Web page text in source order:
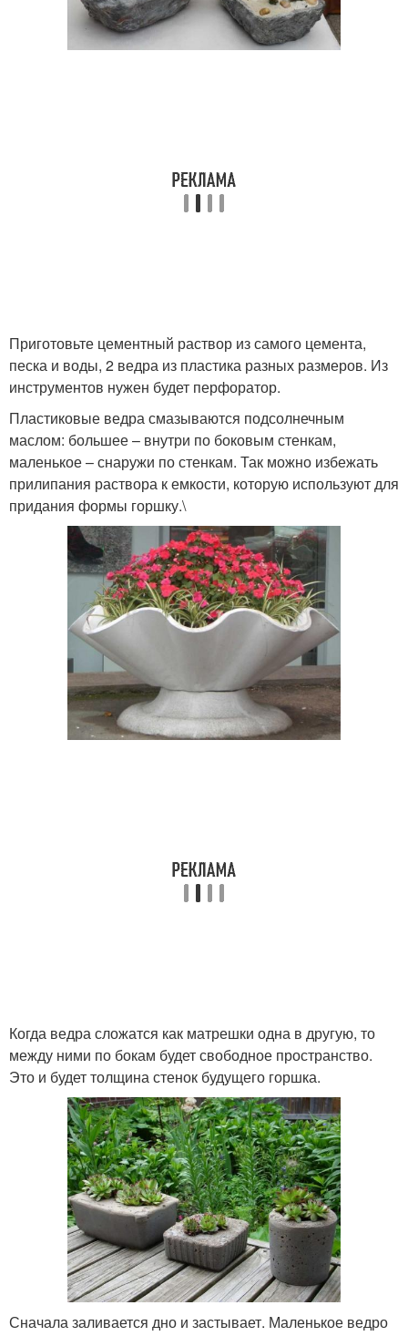
Приготовьте цементный раствор из самого цемента,
песка и воды, 2 ведра из пластика разных размеров. Из
инструментов нужен будет перфоратор.
Пластиковые ведра смазываются подсолнечным
маслом: большее – внутри по боковым стенкам,
маленькое – снаружи по стенкам. Так можно избежать
прилипания раствора к емкости, которую используют для
придания формы горшку.\
Когда ведра сложатся как матрешки одна в другую, то
между ними по бокам будет свободное пространство.
Это и будет толщина стенок будущего горшка.
Сначала заливается дно и застывает. Маленькое ведро